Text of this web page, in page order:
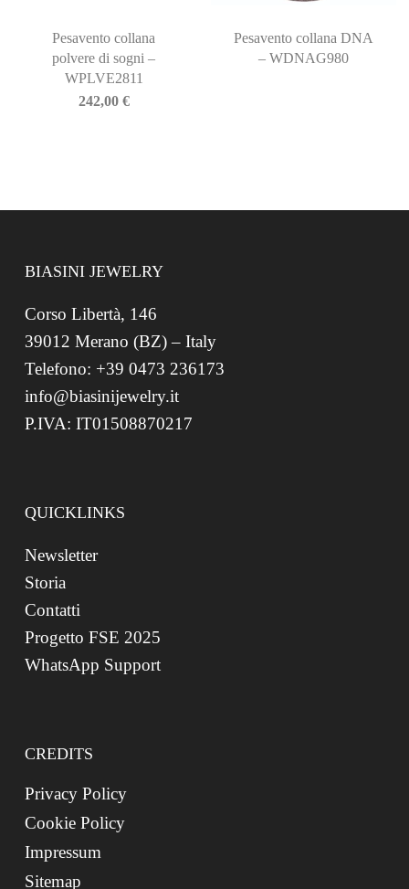
Pesavento collana
polvere di sogni –
WPLVE2811
242,00 €
Pesavento collana DNA
– WDNAG980
BIASINI JEWELRY
Corso Libertà, 146
39012 Merano (BZ) – Italy
Telefono: +39 0473 236173
info@biasinijewelry.it
P.IVA: IT01508870217
QUICKLINKS
Newsletter
Storia
Contatti
Progetto FSE 2025
WhatsApp Support
CREDITS
Privacy Policy
Cookie Policy
Impressum
Sitemap